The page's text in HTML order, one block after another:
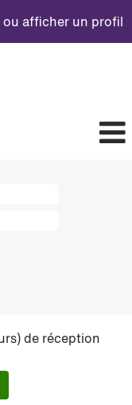
ou afficher un profil
de réception